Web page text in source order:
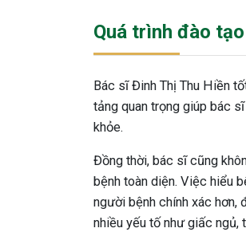
Quá trình đào tạo
Bác sĩ Đinh Thị Thu Hiền
tảng quan trọng giúp bác
khỏe.
Đồng thời, bác sĩ cũng
bệnh toàn diện. Việc hiểu
người bệnh chính xác hơn,
nhiều yếu tố như giấc ngủ,